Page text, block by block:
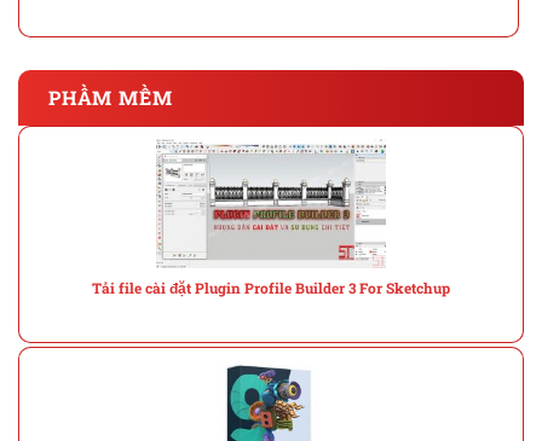
PHẦM MỀM
Tải file cài đặt Plugin Profile Builder 3 For Sketchup